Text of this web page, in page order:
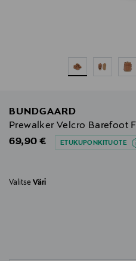
BUNDGAARD
Prewalker Velcro Barefoot
Original Price
69,90 € ETUKUPONKITUOTE
Valitse Väri